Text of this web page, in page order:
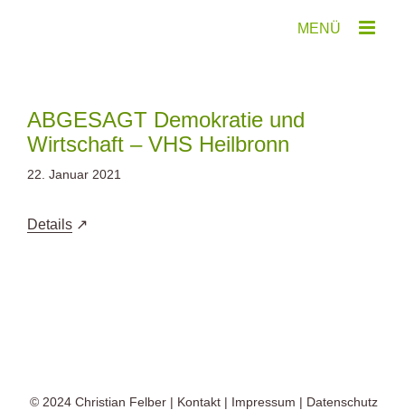
ABGESAGT Demokratie und
Wirtschaft – VHS Heilbronn
22. Januar 2021
Details
© 2024 Christian Felber | Kontakt | Impressum | Datenschutz